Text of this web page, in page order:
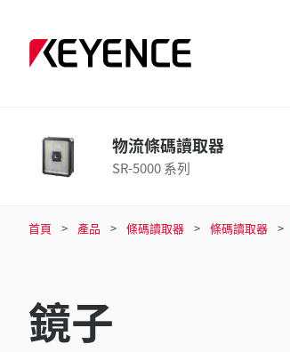
物流條碼讀取器
SR-5000 系列
首頁 產品 條碼讀取器 條碼讀取器
鏡子